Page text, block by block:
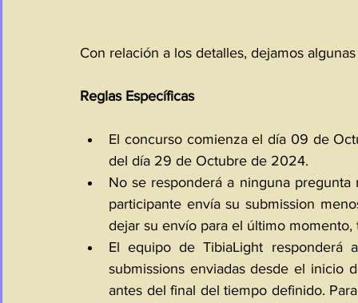
Con relación a los detalles, dejamos
Reglas Específicas
El concurso comienza el día 09 de
del día 29 de Octubre de 2024.
No se responderá a ninguna
participante envía su submission
dejar su envío para el último momento,
El equipo de TibiaLight responderá
submissions enviadas desde el inicio
antes del final del tiempo definido.